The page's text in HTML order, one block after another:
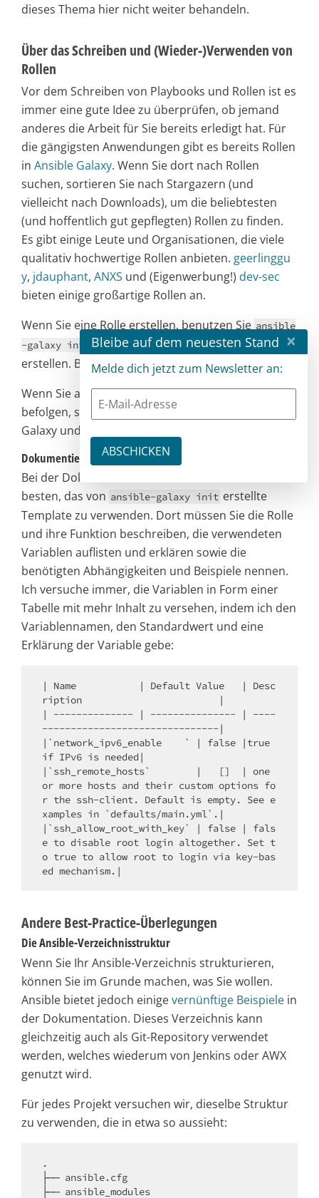
dieses Thema hier nicht weiter behandeln.
Über das Schreiben und (Wieder-)Verwenden von
Rollen
Vor dem Schreiben von Playbooks und Rollen ist es
immer eine gute Idee zu überprüfen, ob jemand
anderes die Arbeit für Sie bereits erledigt hat. Für
die gängigsten Anwendungen gibt es bereits Rollen
in Ansible Galaxy. Wenn Sie dort nach Rollen
suchen, sortieren Sie nach Stargazern (und
vielleicht nach Downloads), um die beliebtesten
(und hoffentlich gut gepflegten) Rollen zu finden.
Es gibt einige Leute und Organisationen, die viele
qualitativ hochwertige Rollen anbieten. geerlinggu
y, jdauphant, ANXS und (Eigenwerbung!) dev-sec
bieten einige großartige Rollen an.
Wenn Sie eine Rolle erstellen, benutzen Sie ansible
-galaxy init
, um das initiale Verzeichnislayout zu
erstellen. Behalten Sie dieses auch bei!
Wenn Sie alle hier aufgeführten Best Practices
befolgen, sollten Ihre Rollen problemlos auf Ansible
Galaxy und GitHub veröffentlicht werden können.
Dokumentieren von Rollen
Bei der Dokumentation von Rollen ist es am
besten, das von ansible-galaxy init erstellte
Template zu verwenden. Dort müssen Sie die Rolle
und ihre Funktion beschreiben, die verwendeten
Variablen auflisten und erklären sowie die
benötigten Abhängigkeiten und Beispiele nennen.
Ich versuche immer, die Variablen in Form einer
Tabelle mit mehr Inhalt zu versehen, indem ich den
Variablennamen, den Standardwert und eine
Erklärung der Variable gebe:
| Name           | Default Value   | Desc
ription                        |
| -------------- | --------------- | ----
-------------------------------|
|`network_ipv6_enable    ` | false |true
if IPv6 is needed|
|`ssh_remote_hosts`        |   []  | one
or more hosts and their custom options fo
r the ssh-client. Default is empty. See e
xamples in `defaults/main.yml`.|
|`ssh_allow_root_with_key` | false | fals
e to disable root login altogether. Set t
o true to allow root to login via key-bas
Andere Best-Practice-Überlegungen
Die Ansible-Verzeichnisstruktur
Wenn Sie Ihr Ansible-Verzeichnis strukturieren,
können Sie im Grunde machen, was Sie wollen.
Ansible bietet jedoch einigevernünftige Beispiele in
der Dokumentation. Dieses Verzeichnis kann
gleichzeitig auch als Git-Repository verwendet
werden, welches wiederum von Jenkins oder AWX
genutzt wird.
Für jedes Projekt versuchen wir, dieselbe Struktur
zu verwenden, die in etwa so aussieht:
.
├── ansible.cfg
├── ansible_modules
Bleibe auf dem neuesten Stand ×
Melde dich jetzt zum Newsletter an: